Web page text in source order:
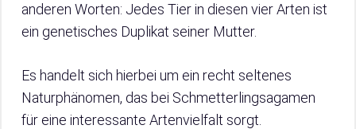
anderen Worten: Jedes Tier in diesen vier Arten ist
ein genetisches Duplikat seiner Mutter.
Es handelt sich hierbei um ein recht seltenes
Naturphänomen, das bei Schmetterlingsagamen
für eine interessante Artenvielfalt sorgt.